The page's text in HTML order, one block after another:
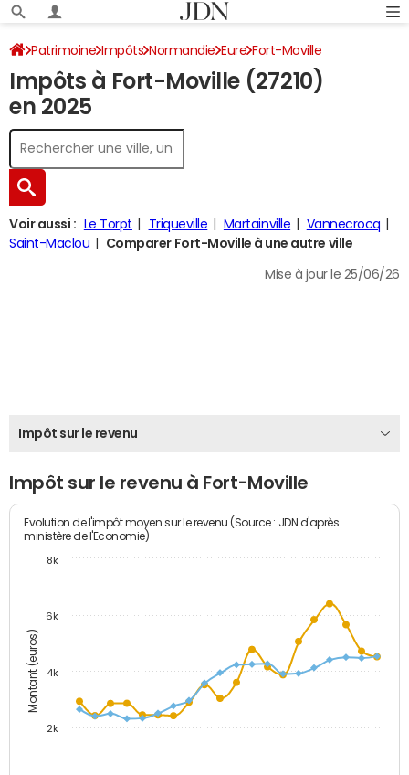
Patrimoine Impôts Normandie Eure Fort-Moville
Impôt sur le revenu
Impôts à Fort-Moville (27210)
en 2025
Voir aussi : Le Torpt Triqueville Martainville
Vannecrocq
Saint-Maclou
Comparer Fort-Moville à une autre ville
Mise à jour le 25/06/26
Impôt sur le revenu
Impôt sur le revenu à Fort-Moville
Montant (euros)
Evolution de l'impôt moyen sur le revenu (Source : JDN d'après
ministère de l'Economie)
2k
4k
6k
8k